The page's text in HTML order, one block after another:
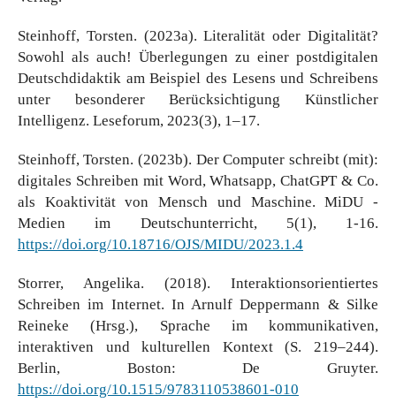
Steinhoff, Torsten. (2023a). Literalität oder Digitalität?
Sowohl als auch! Überlegungen zu einer postdigitalen
Deutschdidaktik am Beispiel des Lesens und Schreibens
unter besonderer Berücksichtigung Künstlicher
Intelligenz. Leseforum, 2023(3), 1–17.
Steinhoff, Torsten. (2023b). Der Computer schreibt (mit):
digitales Schreiben mit Word, Whatsapp, ChatGPT & Co.
als Koaktivität von Mensch und Maschine. MiDU -
Medien im Deutschunterricht, 5(1), 1-16.
https://doi.org/10.18716/OJS/MIDU/2023.1.4
Storrer, Angelika. (2018). Interaktionsorientiertes
Schreiben im Internet. In Arnulf Deppermann & Silke
Reineke (Hrsg.), Sprache im kommunikativen,
interaktiven und kulturellen Kontext (S. 219–244).
Berlin, Boston: De Gruyter.
https://doi.org/10.1515/9783110538601-010